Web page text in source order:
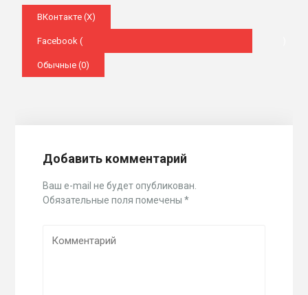
ВКонтакте (X)
Facebook (
Обычные (0)
Добавить комментарий
Ваш e-mail не будет опубликован.
Обязательные поля помечены*